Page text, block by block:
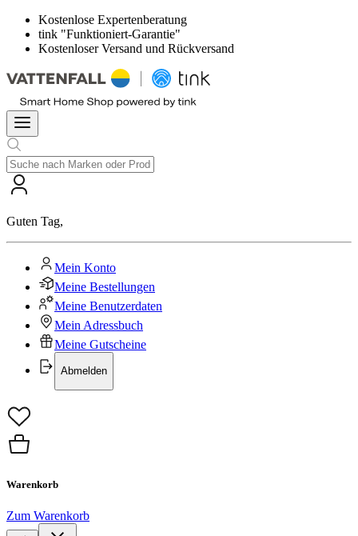
Kostenlose Expertenberatung
tink "Funktioniert-Garantie"
Kostenloser Versand und Rückversand
Guten Tag,
Mein Konto
Meine Bestellungen
Meine Benutzerdaten
Mein Adressbuch
Meine Gutscheine
Abmelden
Warenkorb
Zum Warenkorb